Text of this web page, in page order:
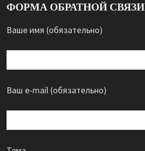
ФОРМА ОБРАТНОЙ СВЯЗИ
Ваше имя (обязательно)
Ваш e-mail (обязательно)